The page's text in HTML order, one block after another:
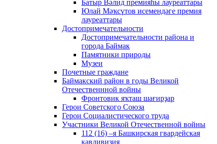
Батыр Вәлид премияһы лауреаттары
Юлай Мәҡсүтов исемендәге премия
лауреаттары
Достопримечательности
Достопримечательности района и
города Баймак
Памятники природы
Музеи
Почетные граждане
Баймакский район в годы Великой
Отечественнной войны
Фронтовик яҡташ шағирҙар
Герои Советского Союза
Герои Социалистического труда
Участники Великой Отечественной войны
112 (16) –я Башкирская гвардейская
кавдивизия